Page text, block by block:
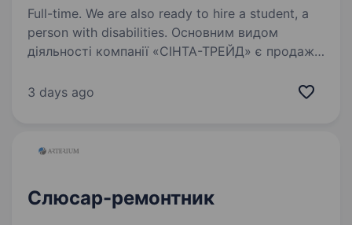
Full-time. We are also ready to hire a student, a
person with disabilities. Основним видом
діяльності компанії «СІНТА-ТРЕЙД» є продаж
обслуговування шин для вантажного
потрібен шиномонтажник…
3 days ago
Слюсар-ремонтник